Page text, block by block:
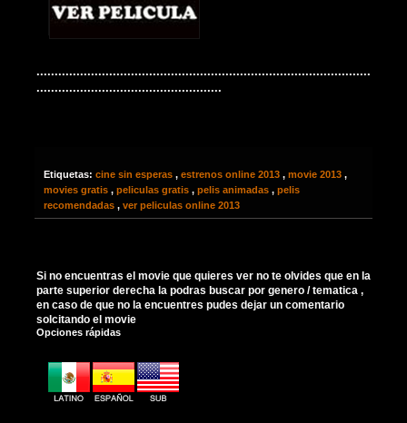
............................................................................................
...................................................
Etiquetas: cine sin esperas , estrenos online 2013 , movie 2013 ,
movies gratis , peliculas gratis , pelis animadas , pelis
recomendadas , ver peliculas online 2013
Si no encuentras el movie que quieres ver no te olvides que en la
parte superior derecha la podras buscar por genero / tematica ,
en caso de que no la encuentres pudes dejar un comentario
solcitando el movie
Opciones rápidas